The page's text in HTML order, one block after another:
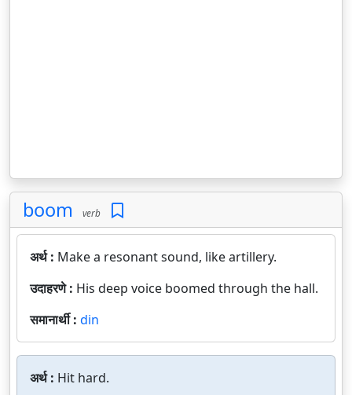
boom verb
अर्थ : Make a resonant sound, like artillery.
उदाहरणे : His deep voice boomed through the hall.
समानार्थी : din
अर्थ : Hit hard.